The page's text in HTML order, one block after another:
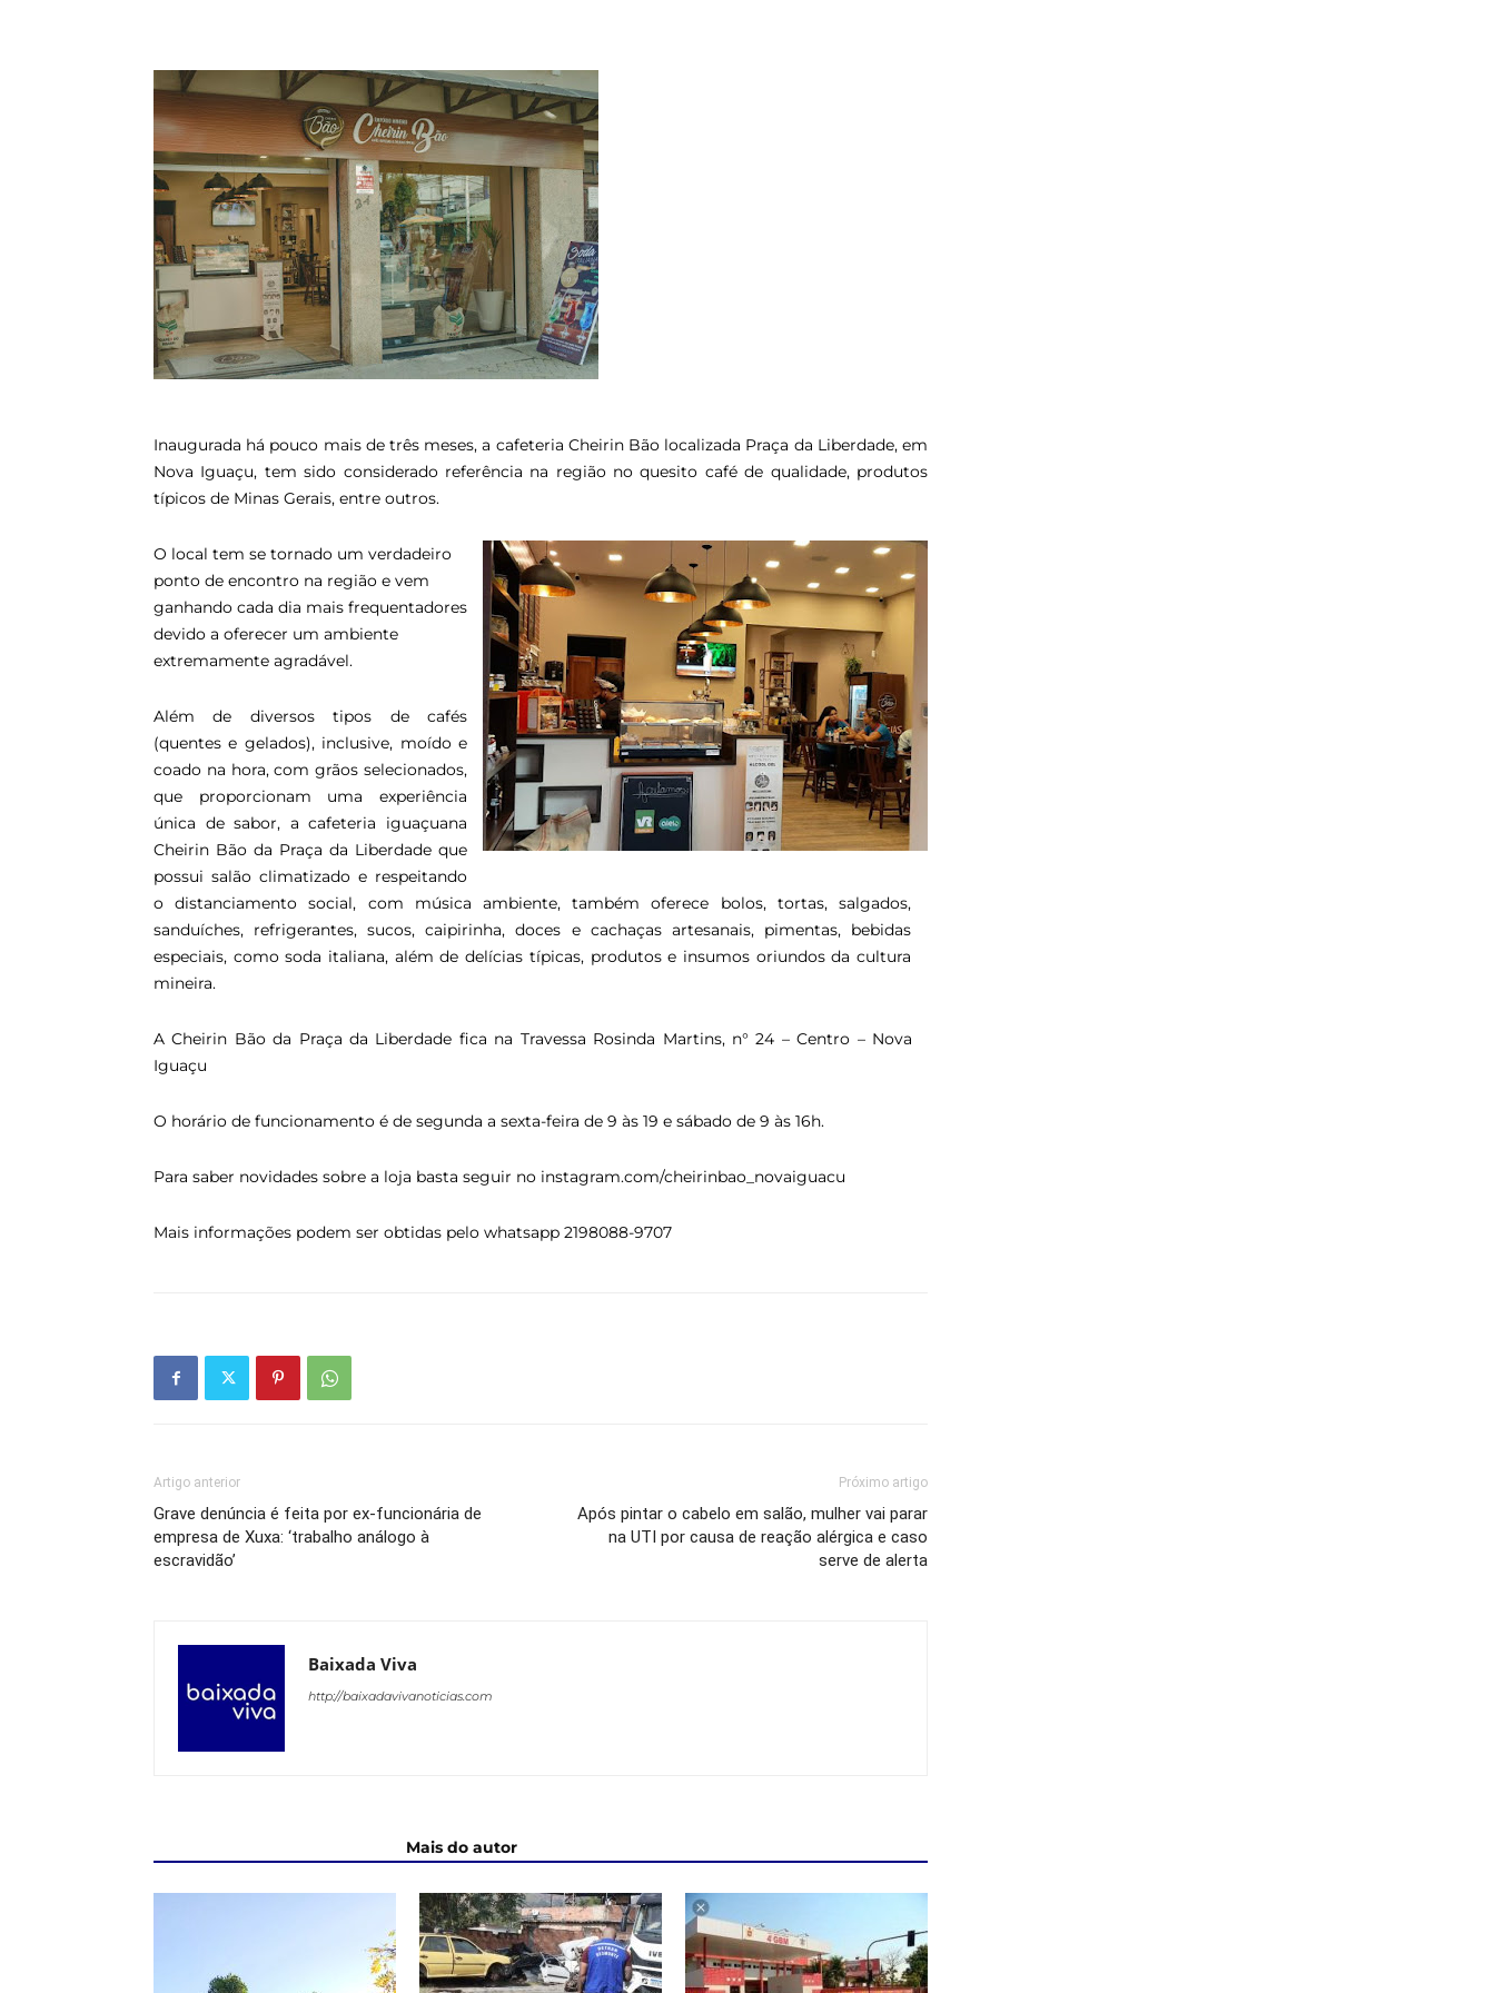
Inaugurada há pouco mais de três meses, a cafeteria Cheirin Bão localizada Praça da Liberdade, em
Nova Iguaçu, tem sido considerado referência na região no quesito café de qualidade, produtos
típicos de Minas Gerais, entre outros.
O local tem se tornado um verdadeiro
ponto de encontro na região e vem
ganhando cada dia mais frequentadores
devido a oferecer um ambiente
extremamente agradável.
Além de diversos tipos de cafés
(quentes e gelados), inclusive, moído e
coado na hora, com grãos selecionados,
que proporcionam uma experiência
única de sabor, a cafeteria iguaçuana
Cheirin Bão da Praça da Liberdade que
possui salão climatizado e respeitando
o distanciamento social, com música ambiente, também oferece bolos, tortas, salgados,
sanduíches, refrigerantes, sucos, caipirinha, doces e cachaças artesanais, pimentas, bebidas
especiais, como soda italiana, além de delícias típicas, produtos e insumos oriundos da cultura
mineira.
A Cheirin Bão da Praça da Liberdade fica na Travessa Rosinda Martins, n° 24 – Centro – Nova
Iguaçu
O horário de funcionamento é de segunda a sexta-feira de 9 às 19 e sábado de 9 às 16h.
Para saber novidades sobre a loja basta seguir no instagram.com/cheirinbao_novaiguacu
Mais informações podem ser obtidas pelo whatsapp 2198088-9707
Artigo anterior
Grave denúncia é feita por ex-funcionária de
empresa de Xuxa: ‘trabalho análogo à
escravidão’
Próximo artigo
Após pintar o cabelo em salão, mulher vai parar
na UTI por causa de reação alérgica e caso
serve de alerta
Baixada Viva
http://baixadavivanoticias.com
Mais do autor